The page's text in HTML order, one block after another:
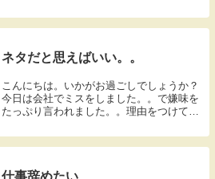
を見透かしてるわ。。全然知らなかったけ
ど、読んでみようかな？
ネタだと思えばいい。。
こんにちは。いかがお過ごしでしょうか？
今日は会社でミスをしました。。で嫌味を
たっぷり言われました。。理由をつけて説
いません。そんなもんです。どうするか？
ブログのネタにします。覚えてろ。。そん
仕事辞めたい